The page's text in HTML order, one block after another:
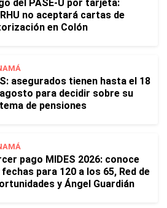
del PASE-U por tarjeta:
no aceptará cartas de
en Colón
asegurados tienen hasta el 18
para decidir sobre su
de pensiones
pago MIDES 2026: conoce
para 120 a los 65, Red de
y Ángel Guardián